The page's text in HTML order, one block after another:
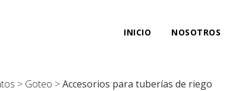
INICIO NOSOTROS
> Goteo >Accesorios para tuberías de riego